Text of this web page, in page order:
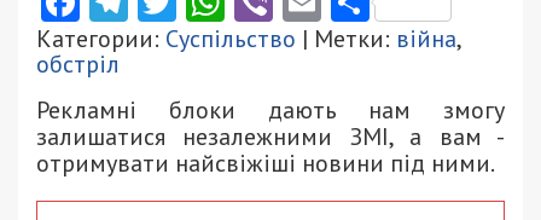
Категории: Суспільство | Метки: війна,
обстріл
Рекламні блоки дають нам змогу
залишатися незалежними ЗМІ, а вам -
отримувати найсвіжіші новини під ними.